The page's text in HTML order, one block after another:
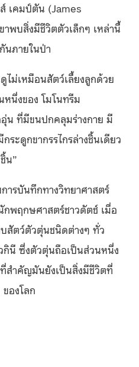
เคมป์ตัน (James
พบสิ่งมีชีวิตตัวเล็กๆ เหล่านี้
นภายในป่า
ไม่เหมือนสัตว์เลี้ยงลูกด้วย
นึ่งของ โมโนทรีม
น ที่มีขนปกคลุมร่างกาย มี
ะดูกขากรรไกรล่างชิ้นเดียว
น”
ารบันทึกทางวิทยาศาสตร์
กพฤกษศาสตร์ชาวดัตช์ เมื่อ
สัตว์ตัวตุ่นชนิดต่างๆ ทั่ว
กินี ซึ่งตัวตุ่นถือเป็นส่วนหนึ่ง
สำคัญมันยังเป็นสิ่งมีชีวิตที่
องโลก